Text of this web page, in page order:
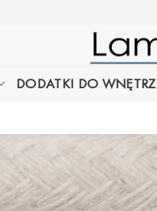
DODATKI DO WNĘTRZ